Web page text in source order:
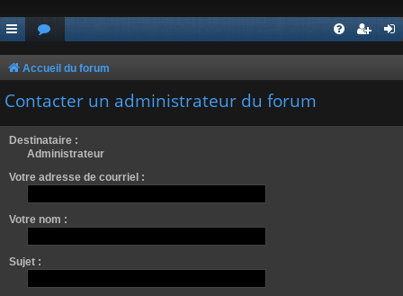
Accueil du forum
Contacter un administrateur du forum
Destinataire :
Administrateur
Votre adresse de courriel :
Votre nom :
Sujet :